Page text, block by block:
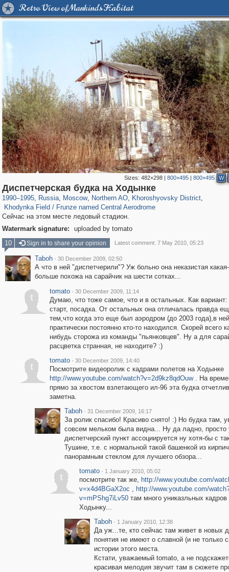
Retro View of Mankind's Habitat
Sizes: 482×298| 800×495| 800×495 W
Диспетчерская будка на Ходынке
1990–1995, Russia
1,406,840 29,243
, Moscow
319,864 8,286
, Northern AO
22,540 598
, Khoroshyovsky District
1,902
,
Khodynka Field / Frunze named Central Aerodrome
173 3
Сейчас на этом месте ледовый стадион.
Watermark signature:
uploaded by tomato
10
Sign in to share your opinion Latest comment: 7 May 2010, 05:23
Taboh · 30 December 2009, 02:50
А что в ней "диспетчерили"? Уж больно она неказистая
больше похожа на сарайчик на шести сотках...
t
tomato · 30 December 2009, 11:14
Думаю, что тоже самое, что и в остальных. Как вариант:
старт, посадка. От остальных она отличалась правда
тем,что когда это еще был аэродром (до 2003 года),в ней
практически постоянно кто-то находился. Скорей всего
нибудь сторожа из команды "пьянковцев". Ну а для
расцветка странная, не находите? :)
t
tomato · 30 December 2009, 14:40
Посмотрите видеоролик с кадрами полетов на Ходынке
http://www.youtube.com/watch?v=2d9kz8qdOuw. На
прямо за хвостом взлетающего ил-96 эта будка
заметна.
Taboh · 31 December 2009, 16:17
За ролик спасибо! Красиво снято! :) Но будка там,
совсем мельком была видна... Ну да ладно, просто
диспетчерский пункт ассоциируется ну хотя-бы с
Тушине, т.е. с нормальной такой башенкой из
панорамным стеклом для лучшего обзора...
t
tomato · 1 January 2010, 05:02
посмотрите так же, http://www.youtube.com/
v=x4d4BGaX2oc , http://www.youtube.com/
v=mPShg7iLv50там много униказльных кадров
Ходынку...
Taboh · 1 January 2010, 12:38
Да уж...те, кто сейчас там живет в новых
понятия не имеют о славной (и не только
истории этого места.
Кстати, уважаемый tomato, а не
красивая мелодия звучит там в сюжете